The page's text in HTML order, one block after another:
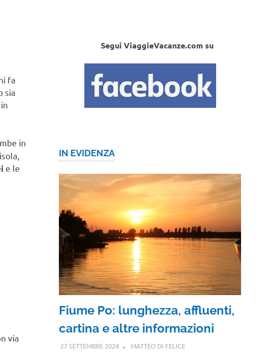
fa
sia
in
e le
via
Segui ViaggieVacanze.com su
IN EVIDENZA
Fiume Po: lunghezza, affluenti,
cartina e altre informazioni
27 SETTEMBRE 2024 MATTEO DI FELICE